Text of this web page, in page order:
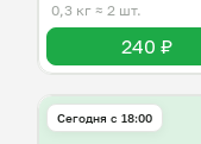
0,3 кг ≈ 2 шт.
240 ₽
Сегодня с 18:00